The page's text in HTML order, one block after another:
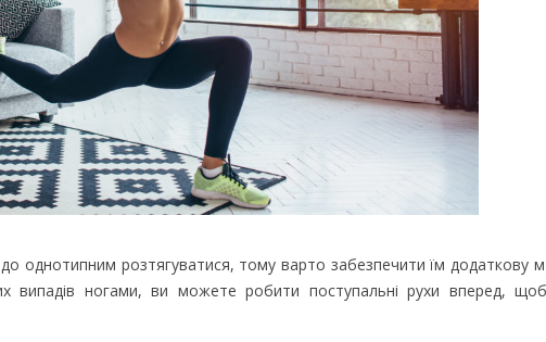
однотипним розтягуватися, тому варто забезпечити їм додаткову
випадів ногами, ви можете робити поступальні рухи вперед,